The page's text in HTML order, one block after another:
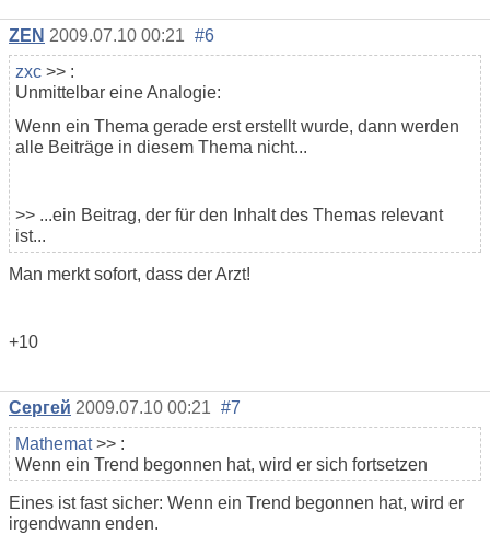
ZEN 2009.07.10 00:21 #6
zxc >> :
Unmittelbar eine Analogie:
Wenn ein Thema gerade erst erstellt wurde, dann werden
alle Beiträge in diesem Thema nicht...
>> ...ein Beitrag, der für den Inhalt des Themas relevant
ist...
Man merkt sofort, dass der Arzt!
+10
Сергей 2009.07.10 00:21 #7
Mathemat>> :
Wenn ein Trend begonnen hat, wird er sich fortsetzen
Eines ist fast sicher: Wenn ein Trend begonnen hat, wird er
irgendwann enden.